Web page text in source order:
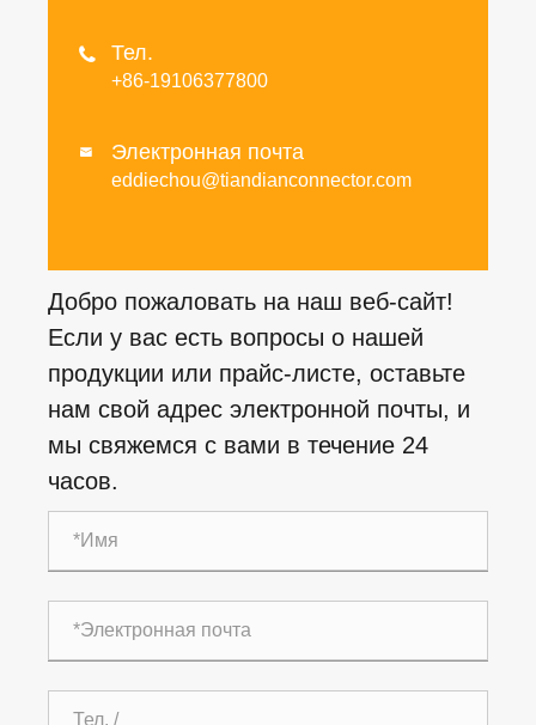
 Тел.
+86-19106377800
 Электронная почта
eddiechou@tiandianconnector.com
Добро пожаловать на наш веб-сайт!
Если у вас есть вопросы о нашей
продукции или прайс-листе, оставьте
нам свой адрес электронной почты, и
мы свяжемся с вами в течение 24
часов.